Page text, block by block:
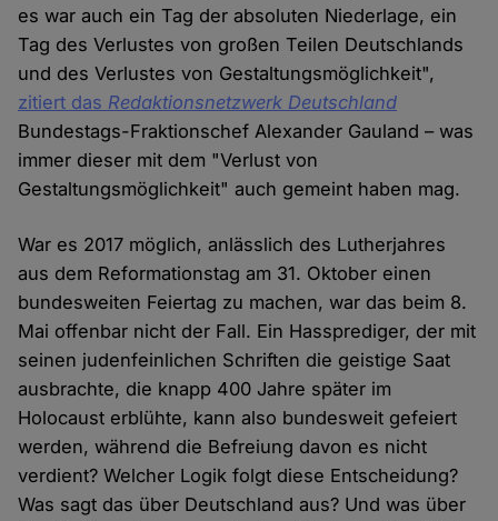
es war auch ein Tag der absoluten Niederlage, ein
Tag des Verlustes von großen Teilen Deutschlands
und des Verlustes von Gestaltungsmöglichkeit",
zitiert das Redaktionsnetzwerk Deutschland
Bundestags-Fraktionschef Alexander Gauland – was
immer dieser mit dem "Verlust von
Gestaltungsmöglichkeit" auch gemeint haben mag.
War es 2017 möglich, anlässlich des Lutherjahres
aus dem Reformationstag am 31. Oktober einen
bundesweiten Feiertag zu machen, war das beim 8.
Mai offenbar nicht der Fall. Ein Hassprediger, der mit
seinen judenfeinlichen Schriften die geistige Saat
ausbrachte, die knapp 400 Jahre später im
Holocaust erblühte, kann also bundesweit gefeiert
werden, während die Befreiung davon es nicht
verdient? Welcher Logik folgt diese Entscheidung?
Was sagt das über Deutschland aus? Und was über